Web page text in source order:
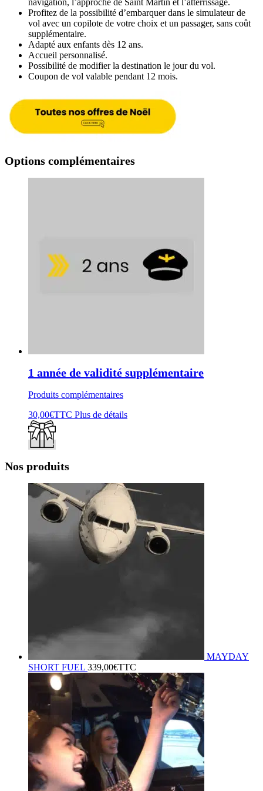
navigation, l’approche de Saint Martin et l’atterrissage.
Profitez de la possibilité d’embarquer dans le simulateur de
vol avec un copilote de votre choix et un passager, sans coût
supplémentaire.
Adapté aux enfants dès 12 ans.
Accueil personnalisé.
Possibilité de modifier la destination le jour du vol.
Coupon de vol valable pendant 12 mois.
Options complémentaires
1 année de validité supplémentaire
Produits complémentaires
30,00€TTC Plus de détails
Nos produits
MAYDAY
SHORT FUEL 339,00€TTC